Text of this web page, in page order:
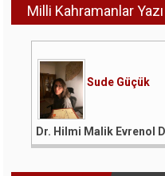
ve
için
Milli Kahramanlar
Sude Güçük
Dr. Hilmi Malik Evrenol